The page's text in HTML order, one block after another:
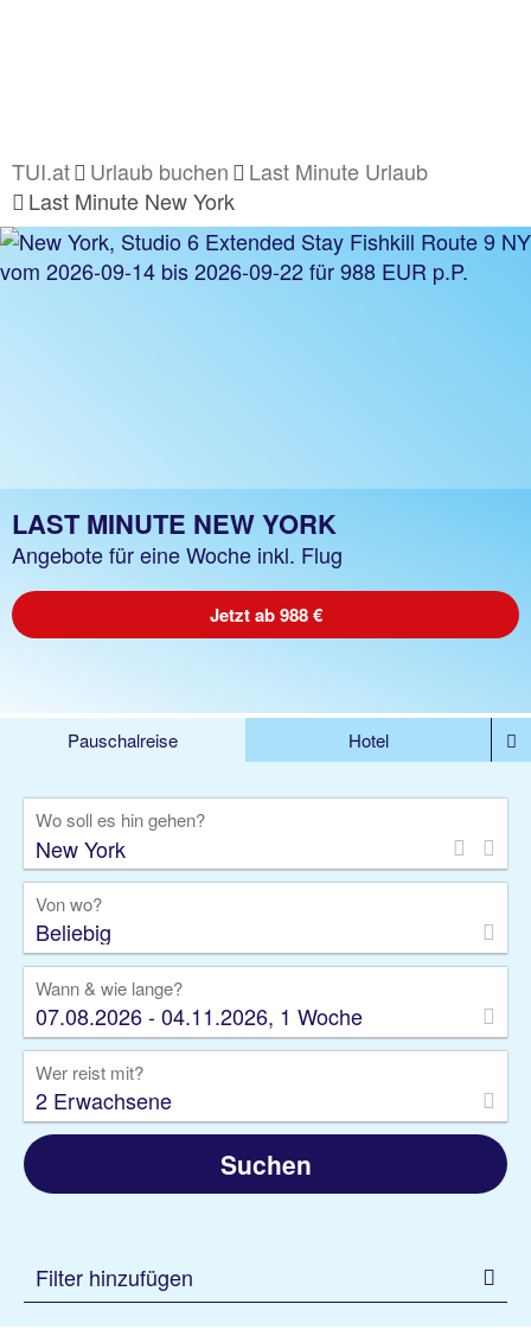
TUI.at Urlaub buchen
Last Minute Urlaub
Last Minute New York
LAST MINUTE NEW YORK
Angebote für eine Woche inkl. Flug
Jetzt ab 988 €
Pauschalreise
Hotel
Rundreise
Kreuzfahrt
Gruppenreise
Camper Privattransfer
Wo soll es hin gehen?
Von wo?
Beliebig
Wann & wie lange?
07.08.2026 - 04.11.2026, 1 Woche
Wer reist mit?
2 Erwachsene
Suchen
Filter hinzufügen